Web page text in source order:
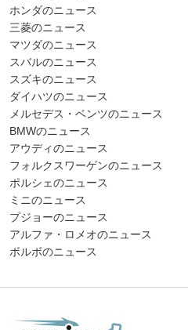
ホンダのニュース
三菱のニュース
マツダのニュース
スバルのニュース
スズキのニュース
ダイハツのニュース
メルセデス・ベンツのニュース
BMWのニュース
アウディのニュース
フォルクスワーゲンのニュース
ポルシェのニュース
ミニのニュース
プジョーのニュース
アルファ・ロメオのニュース
ボルボのニュース